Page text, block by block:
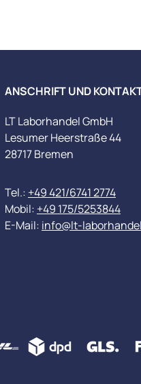
ANSCHRIFT UND
LT Laborhandel GmbH
Lesumer Heerstraße 44
28717 Bremen
Tel.: +49 421/6741 2774
Mobil: +49 175/5253844
E-Mail: info@lt-